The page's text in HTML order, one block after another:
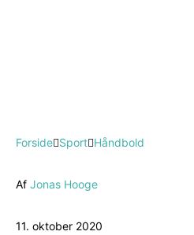
Forside Sport Håndbold
Af Jonas Hooge
11. oktober 2020